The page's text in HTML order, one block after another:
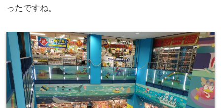
ったですね。